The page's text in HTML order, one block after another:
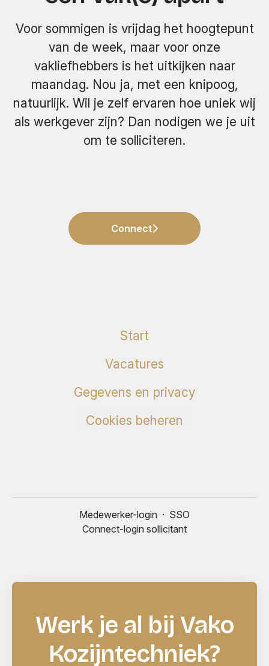
Voor sommigen is vrijdag het hoogtepunt
van de week, maar voor onze
vakliefhebbers is het uitkijken naar
maandag. Nou ja, met een knipoog,
natuurlijk. Wil je zelf ervaren hoe uniek wij
als werkgever zijn? Dan nodigen we je uit
om te solliciteren.
Connect
Start
Vacatures
Gegevens en privacy
Cookies beheren
Medewerker-login · SSO
Connect-login sollicitant
Werk je al bij Vako
Kozijntechniek?